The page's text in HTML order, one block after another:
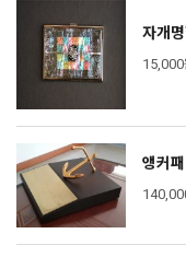
자개
앵커